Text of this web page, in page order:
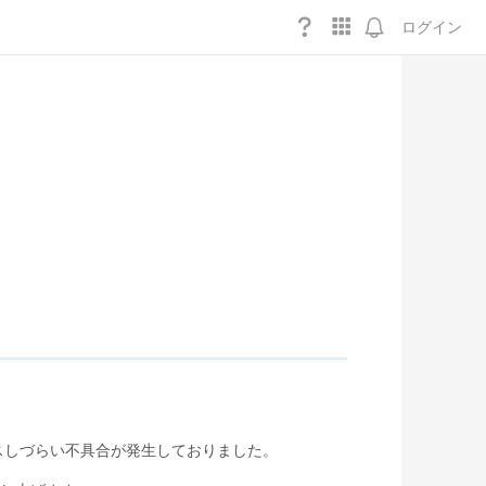
ログイン
づらい不具合が発生しておりました。